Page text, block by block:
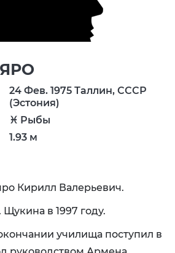
24 Фев. 1975 Таллин, СССР
(Эстония)
♓ Рыбы
1.93 м
Кирилл Валерьевич.
в 1997 году.
училища поступил в